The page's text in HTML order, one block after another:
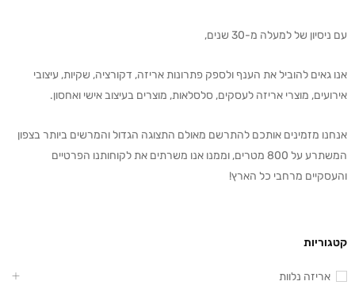
עם ניסיון של למעלה מ-30 שנים,
אנו גאים להוביל את הענף ולספק פתרונות אריזה, דקורציה, שקיות, עיצובי
אירועים, מוצרי אריזה לעסקים, סלסלאות, מוצרים בעיצוב אישי ואחסון.
אנחנו מזמינים אותכם להתרשם מאולם התצוגה הגדול והמרשים ביותר בצפון
המשתרע על 800 מטרים, וממנו אנו משרתים את לקוחותנו הפרטיים
והעסקיים מרחבי כל הארץ!
קטגוריות
אריזה נלוות